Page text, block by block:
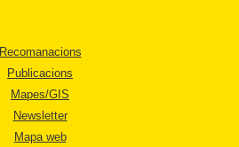
Recomanacions
Publicacions
Mapes/GIS
Newsletter
Mapa web